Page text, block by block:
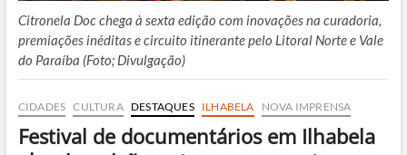
Citronela Doc chega à sexta edição com inovações na curadoria,
premiações inéditas e circuito itinerante pelo Litoral Norte e Vale
do Paraíba (Foto; Divulgação)
CIDADES CULTURA DESTAQUES ILHABELA NOVA IMPRENSA
Festival de documentários em Ilhabela